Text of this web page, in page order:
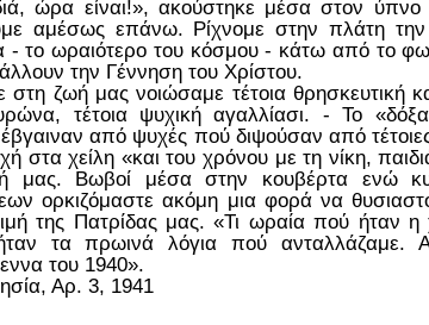
ώρα είναι!», ακούστηκε μέσα στον
αμέσως επάνω. Ρίχνομε στην πλάτη
- το ωραιότερο του κόσμου - κάτω από το
την Γέννηση του Χρίστου.
στη ζωή μας νοιώσαμε τέτοια θρησκευτική
τέτοια ψυχική αγαλλίασι. - Το
από ψυχές πού διψούσαν από
στα χείλη «και του χρόνου με τη νίκη,
μας. Βωβοί μέσα στην κουβέρτα ενώ
ορκιζόμαστε ακόμη μια φορά να
της Πατρίδας μας. «Τι ωραία πού ήταν
τα πρωινά λόγια πού ανταλλάζαμε.
του 1940».
Αρ. 3, 1941